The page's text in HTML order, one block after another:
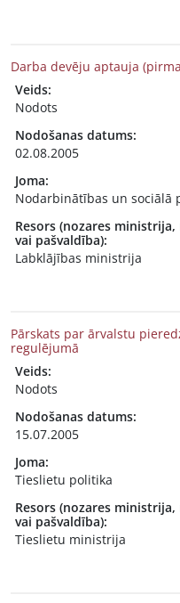
Darba devēju aptauja
Veids:
Nodots
Nodošanas datums:
02.08.2005
Joma:
Nodarbinātības un sociālā
Resors (nozares
vai pašvaldība):
Labklājības ministrija
Pārskats par ārvalstu
regulējumā
Veids:
Nodots
Nodošanas datums:
15.07.2005
Joma:
Tieslietu politika
Resors (nozares
vai pašvaldība):
Tieslietu ministrija